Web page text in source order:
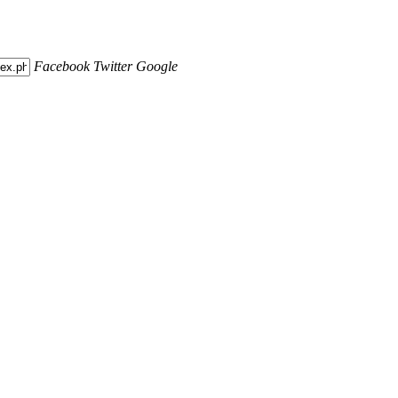
Facebook Twitter Google